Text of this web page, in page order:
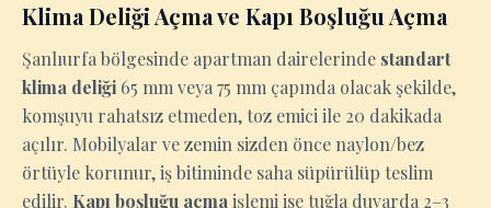
Klima Deliği Açma ve Kapı Boşluğu Açma
Şanlıurfa bölgesinde apartman dairelerinde standart
klima deliği 65 mm veya 75 mm çapında olacak şekilde,
komşuyu rahatsız etmeden, toz emici ile 20 dakikada
açılır. Mobilyalar ve zemin sizden önce naylon/bez
örtüyle korunur, iş bitiminde saha süpürülüp teslim
edilir. Kapı boşluğu açma işlemi ise tuğla duvarda 2–3